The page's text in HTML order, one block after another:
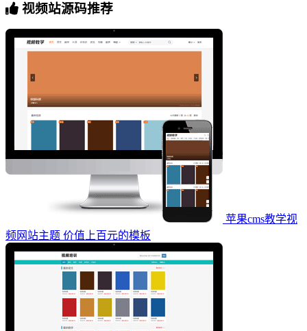
视频站源码推荐
苹果cms教学视
频网站主题 价值上百元的模板